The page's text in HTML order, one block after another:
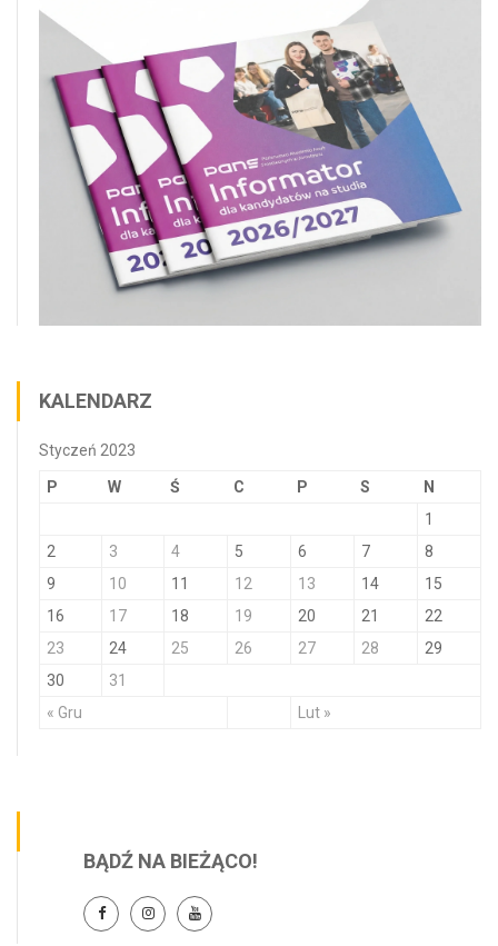
KALENDARZ
Styczeń 2023
P W Ś C P S N
« Gru Lut »
1
2
3 4 5 6 7
8
9
10 11 12 13 14
15
16
17 18 19 20 21
22
23
24 25 26 27 28
29
30
31
BĄDŹ NA BIEŻĄCO!